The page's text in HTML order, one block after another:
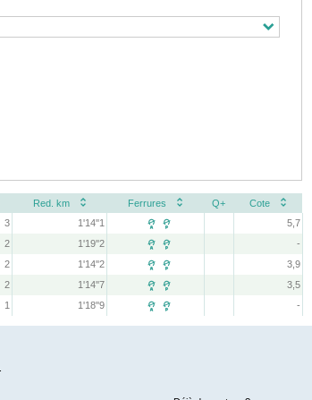
Red. km Ferrures Q+
Cote
3 1'14''1  
5,7
2 1'19''2  
-
2 1'14''2  
3,9
2 1'14''7  
3,5
1 1'18''9   -